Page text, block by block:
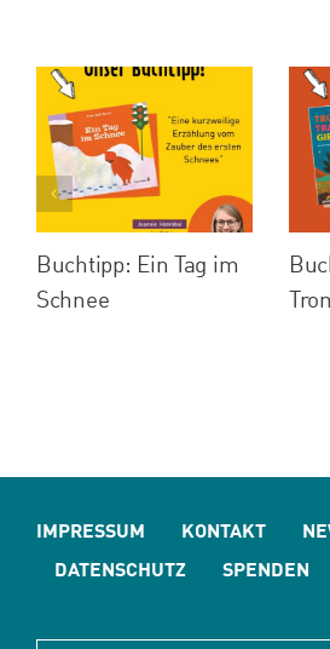
Buchtipp: Ein Tag im
Schnee
IMPRESSUM KONTAKT
DATENSCHUTZ
SPENDEN